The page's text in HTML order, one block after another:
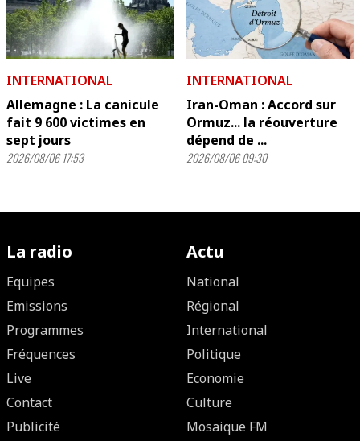
INTERNATIONAL
Allemagne : La canicule
fait 9 600 victimes en
sept jours
2026/08/06 17:53
INTERNATIONAL
Iran-Oman : Accord sur
Ormuz... la réouverture
dépend de ...
2026/08/06 09:30
La radio
Equipes
Emissions
Programmes
Fréquences
Live
Contact
Publicité
Actu
National
Régional
International
Politique
Economie
Culture
Mosaique FM